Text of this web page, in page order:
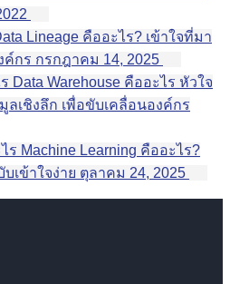
Lineage คืออะไร? เข้าใจที่มา
ค์กร กรกฎาคม 14, 2025
Data Warehouse คืออะไร หัวใจ
เชิงลึก เพื่อขับเคลื่อนองค์กร
Machine Learning คืออะไร?
เข้าใจง่าย ตุลาคม 24, 2025